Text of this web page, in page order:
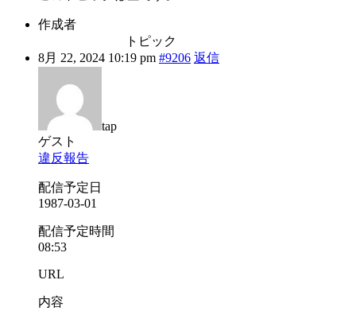
作成者
トピック
8月 22, 2024 10:19 pm #9206 返信
tap
ゲスト
違反報告
配信予定日
1987-03-01
配信予定時間
08:53
URL
内容